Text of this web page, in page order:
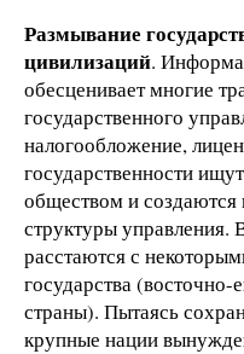
Размывание
цивилизаций.
обесценивает многие
государственного
налогообложение,
государственности
обществом и
структуры управления.
расстаются с
государства (восточно-
страны). Пытаясь
крупные нации